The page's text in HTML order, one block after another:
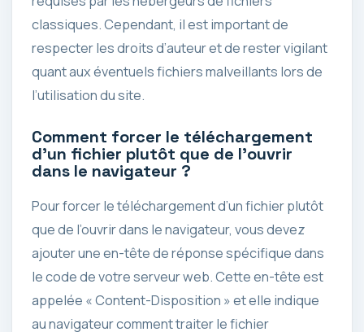
classiques. Cependant, il est important de
respecter les droits d’auteur et de rester vigilant
quant aux éventuels fichiers malveillants lors de
l’utilisation du site.
Comment forcer le téléchargement
d’un fichier plutôt que de l’ouvrir
dans le navigateur ?
Pour forcer le téléchargement d’un fichier plutôt
que de l’ouvrir dans le navigateur, vous devez
ajouter une en-tête de réponse spécifique dans
le code de votre serveur web. Cette en-tête est
appelée « Content-Disposition » et elle indique
au navigateur comment traiter le fichier